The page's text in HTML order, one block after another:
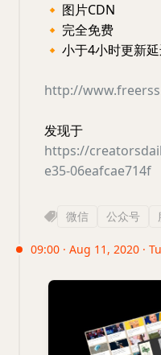
🔸 图片CDN
🔸 完全免费
🔸 小于4小时更新
http://
发现于
https://
e35-06eafcae714f
微信 公众号
09:00 · Aug 11, 2020 ·